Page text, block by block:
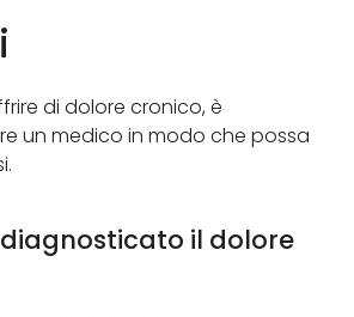
di dolore cronico, è
un medico in modo che possa
il dolore